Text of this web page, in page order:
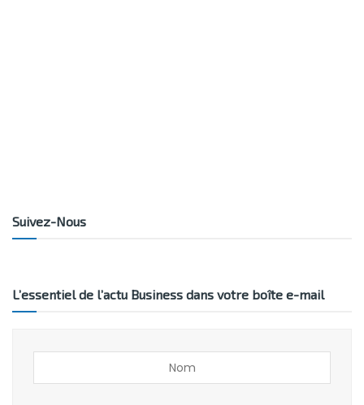
Suivez-Nous
L’essentiel de l’actu Business dans votre boîte e-mail